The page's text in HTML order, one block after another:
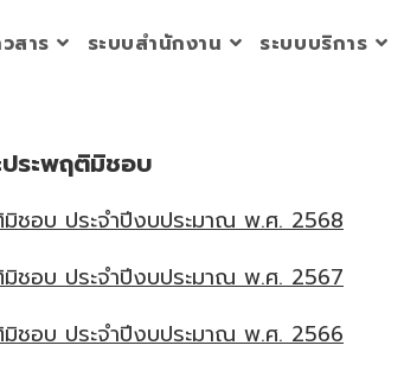
สาร ระบบสำนักงาน ระบบบริการ
ประพฤติมิชอบ
มิชอบ ประจำปีงบประมาณ พ.ศ. 2568
มิชอบ ประจำปีงบประมาณ พ.ศ. 2567
มิชอบ ประจำปีงบประมาณ พ.ศ. 2566